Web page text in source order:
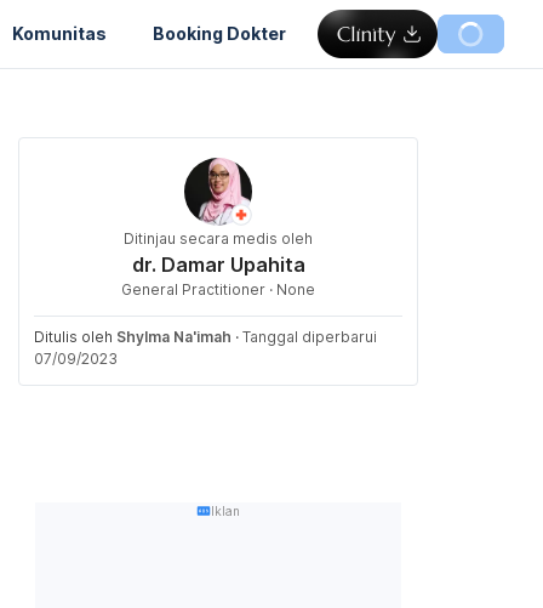
Komunitas Booking Dokter
Ditinjau secara medis oleh
dr. Damar Upahita
General Practitioner · None
Ditulis oleh Shylma Na'imah · Tanggal diperbarui
07/09/2023
Iklan